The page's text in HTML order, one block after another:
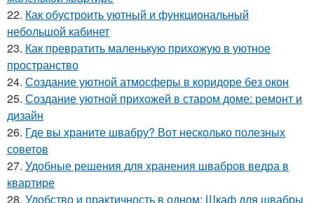
22. Как обустроить уютный и функциональный
небольшой кабинет
23. Как превратить маленькую прихожую в уютное
пространство
24. Создание уютной атмосферы в коридоре без окон
25. Создание уютной прихожей в старом доме: ремонт и
дизайн
26. Где вы храните швабру? Вот несколько полезных
советов
27. Удобные решения для хранения швабров ведра в
квартире
28. Удобство и практичность в одном: Шкаф для швабры